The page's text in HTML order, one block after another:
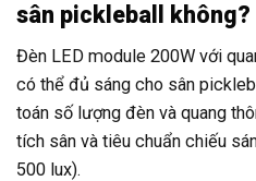
sân pickleball không?
Đèn LED module 200W với
có thể đủ sáng cho sân
toán số lượng đèn và quang
tích sân và tiêu chuẩn chiếu
500 lux).